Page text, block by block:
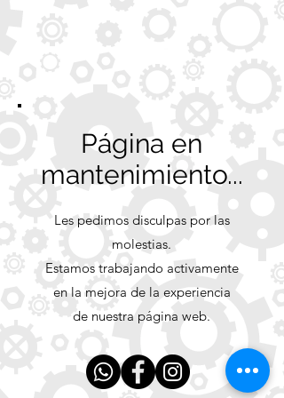
Página en
mantenimiento...
Les pedimos disculpas por las
molestias.
Estamos trabajando activamente
en la mejora de la experiencia
de nuestra página web.